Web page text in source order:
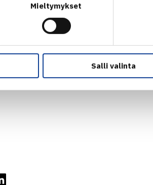
Mieltymykset
Salli valinta
Sillanpää, kuva on otettu Aamulehti